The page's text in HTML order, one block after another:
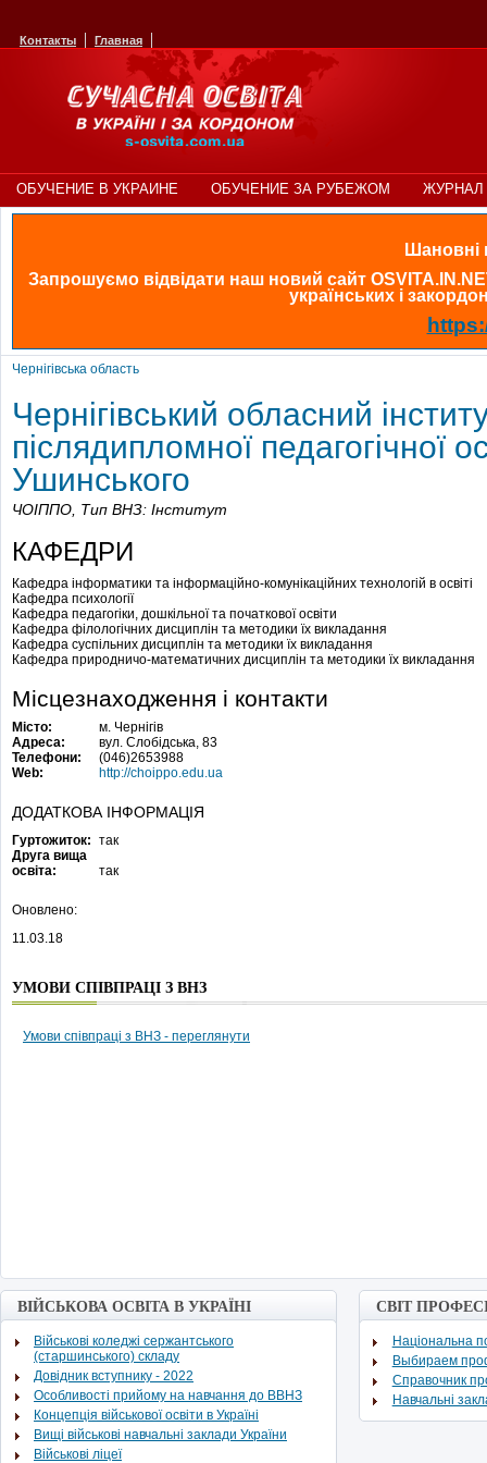
Контакты Главная
ОБУЧЕНИЕ В УКРАИНЕ ОБУЧЕНИЕ ЗА РУБЕЖОМ ЖУРНАЛ
Шановні
Запрошуємо відвідати наш новий сайт
українських і
Чернігівська область
Чернігівський обласний
післядипломної педагогічної
Ушинського
ЧОІППО, Тип ВНЗ: Інститут
КАФЕДРИ
Кафедра інформатики та інформаційно-комунікаційних технологій в освіті
Кафедра психології
Кафедра педагогіки, дошкільної та початкової освіти
Кафедра філологічних дисциплін та методики їх викладання
Кафедра суспільних дисциплін та методики їх викладання
Кафедра природничо-математичних дисциплін та методики їх викладання
Місцезнаходження і контакти
Місто:
м. Чернігів
Адреса:
вул. Слобідська, 83
Телефони:
(046)2653988
Web:
http://choippo.edu.ua
ДОДАТКОВА ІНФОРМАЦІЯ
Гуртожиток: так
Друга вища
освіта:
так
Оновлено:
11.03.18
УМОВИ СПІВПРАЦІ З ВНЗ
Умови співпраці з ВНЗ - переглянути
ВІЙСЬКОВА ОСВІТА В УКРАЇНІ
Військові коледжі сержантського
(старшинського) складу
Довідник вступнику - 2022
Особливості прийому на навчання до ВВНЗ
Концепція військової освіти в Україні
Вищі військові навчальні заклади України
Військові ліцеї
СВІТ
Національна
Выбираем
Cправочник
Навчальні